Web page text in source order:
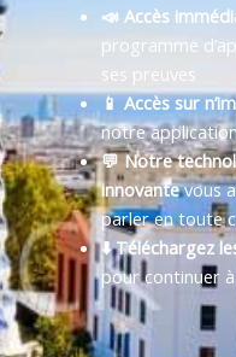
📣 Accès
programme
ses preuves
📱 Accès sur
notre
💬 Notre
innovantevous
parler en toute
⬇️ Téléchargez
pour continuer